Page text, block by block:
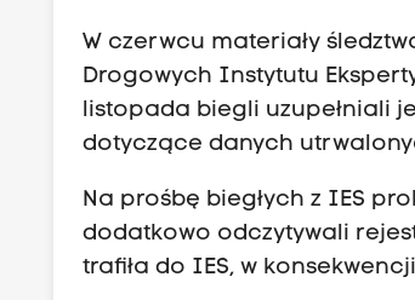
W czerwcu materiały
Drogowych Instytutu
listopada biegli uzupełniali
dotyczące danych
Na prośbę biegłych z IES
dodatkowo odczytywali
trafiła do IES, w